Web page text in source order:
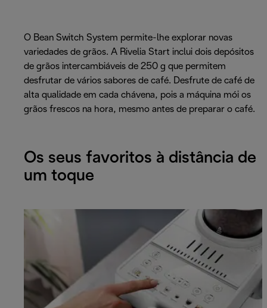
O Bean Switch System permite-lhe explorar novas
variedades de grãos. A Rivelia Start inclui dois depósitos
de grãos intercambiáveis de 250 g que permitem
desfrutar de vários sabores de café. Desfrute de café de
alta qualidade em cada chávena, pois a máquina mói os
grãos frescos na hora, mesmo antes de preparar o café.
Os seus favoritos à distância de
um toque